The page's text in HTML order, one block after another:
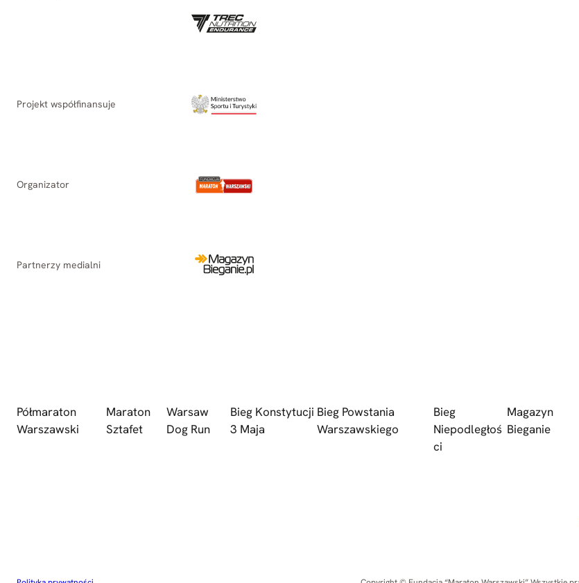
Projekt współfinansuje
Organizator
Partnerzy medialni
Półmaraton
Warszawski
Maraton
Sztafet
Warsaw
Dog Run
Bieg Konstytucji
3 Maja
Bieg Powstania
Warszawskiego
Bieg
Niepodległoś
ci
Magazyn
Bieganie